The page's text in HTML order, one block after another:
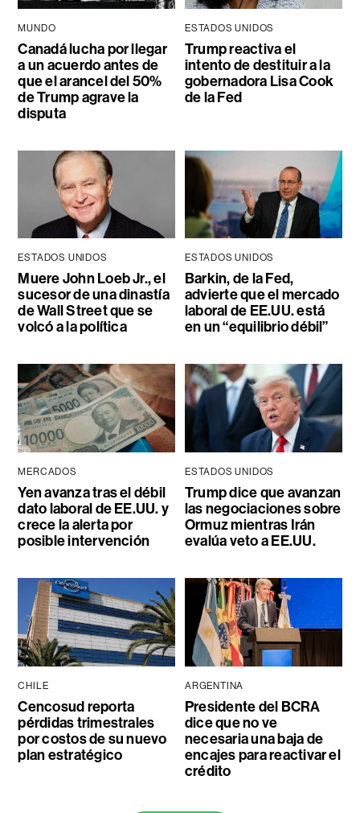
MUNDO
Canadá lucha por llegar
a un acuerdo antes de
que el arancel del 50%
de Trump agrave la
disputa
ESTADOS UNIDOS
Trump reactiva el
intento de destituir a la
gobernadora Lisa Cook
de la Fed
ESTADOS UNIDOS
Muere John Loeb Jr., el
sucesor de una dinastía
de Wall Street que se
volcó a la política
ESTADOS UNIDOS
Barkin, de la Fed,
advierte que el mercado
laboral de EE.UU. está
en un “equilibrio débil”
MERCADOS
Yen avanza tras el débil
dato laboral de EE.UU. y
crece la alerta por
posible intervención
ESTADOS UNIDOS
Trump dice que avanzan
las negociaciones sobre
Ormuz mientras Irán
evalúa veto a EE.UU.
CHILE
Cencosud reporta
pérdidas trimestrales
por costos de su nuevo
plan estratégico
ARGENTINA
Presidente del BCRA
dice que no ve
necesaria una baja de
encajes para reactivar el
crédito